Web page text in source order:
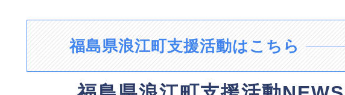
福島県浪江町支援活動はこちら